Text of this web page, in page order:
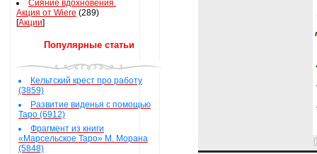
Сияние вдохновения.
Акция от Wiere (289)
[Акции]
Популярные статьи
Кельтский крест про работу
(3859)
Развитие виденья с помощью
Таро (6912)
Фрагмент из книги
«Марсельское Таро» М. Морана
(5848)